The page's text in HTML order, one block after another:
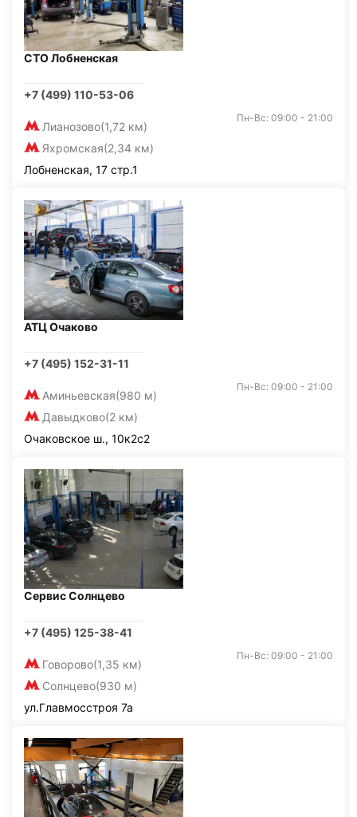
СТО Лобненская
+7 (499) 110-53-06
Лианозово(1,72 км)
Яхромская(2,34 км)
Пн-Вс: 09:00 - 21:00
Лобненская, 17 стр.1
АТЦ Очаково
+7 (495) 152-31-11
Аминьевская(980 м)
Давыдково(2 км)
Пн-Вс: 09:00 - 21:00
Очаковское ш., 10к2с2
Сервис Солнцево
+7 (495) 125-38-41
Говорово(1,35 км)
Солнцево(930 м)
Пн-Вс: 09:00 - 21:00
ул.Главмосстроя 7а